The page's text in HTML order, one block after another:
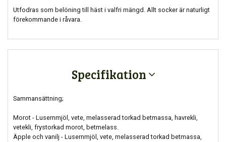
Utfodras som belöning till häst i valfri mängd. Allt socker är naturligt
förekommande i råvara.
Specifikation
Sammansättning;
Morot - Lusernmjöl, vete, melasserad torkad betmassa, havrekli,
vetekli, frystorkad morot, betmelass.
Äpple och vanilj - Lusernmjöl, vete, melasserad torkad betmassa,